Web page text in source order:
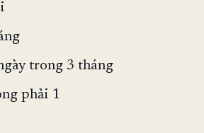
trong 3 tháng
phải 1